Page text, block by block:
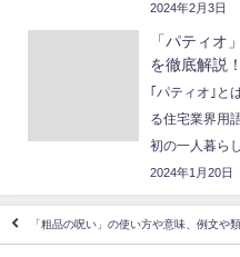
2024年2月3日
「パティオ
を徹底解説！
｢パティオ｣と
る住宅業界用
初の一人暮ら
2024年1月20日
「粗品の呪い」の使い方や意味、例文や